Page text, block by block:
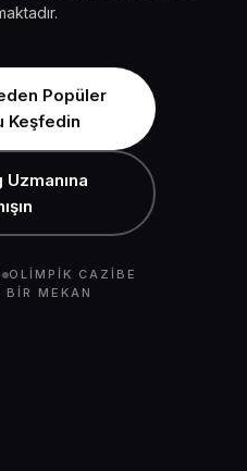
Popüler
Keşfedin
OLIMPIK CAZIBE
BIR MEKAN